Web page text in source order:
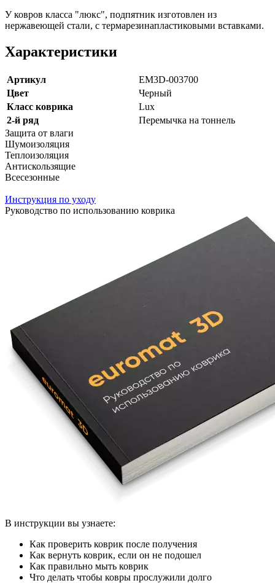
У ковров класса "люкс", подпятник изготовлен из
нержавеющей стали, с термарезинапластиковыми вставками.
Характеристики
Артикул
EM3D-003700
Цвет
Черный
Класс коврика
Lux
2-й ряд
Перемычка на тоннель
Защита от влаги
Шумоизоляция
Теплоизоляция
Антискользящие
Всесезонные
Инструкция по уходу
Руководство по использованию коврика
В инструкции вы узнаете:
Как проверить коврик после получения
Как вернуть коврик, если он не подошел
Как правильно мыть коврик
Что делать чтобы ковры прослужили долго